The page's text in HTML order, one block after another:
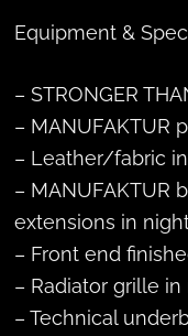
Equipment &
– STRONGER
– MANUFAKTUR
– Leather/fabric
– MANUFAKTUR
extensions in
– Front end
– Radiator grille
– Technical